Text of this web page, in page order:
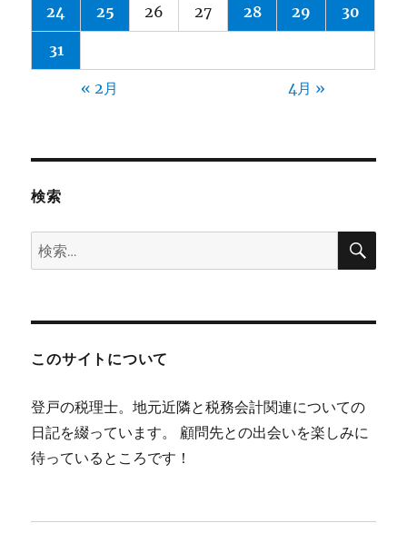
24 25 26 27 28 29 30
31
« 2月 4月 »
検索
検
索:
検
このサイトについて
登戸の税理士。地元近隣と税務会計関連についての
日記を綴っています。 顧問先との出会いを楽しみに
待っているところです！